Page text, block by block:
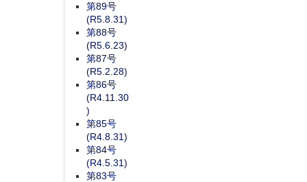
第89号
(R5.8.31)
第88号
(R5.6.23)
第87号
(R5.2.28)
第86号
(R4.11.30
)
第85号
(R4.8.31)
第84号
(R4.5.31)
第83号